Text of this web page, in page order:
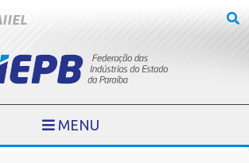
IEL
MENU